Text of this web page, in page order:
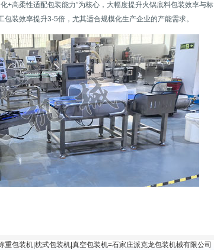
+高柔性适配包装能力”为核心，大幅度提升火锅底料包装效率与标
装效率提升3-5倍，尤其适合规模化生产企业的产能需求。
重包装机 枕式包装机 真空包装机=石家庄派克龙包装机械有限公司